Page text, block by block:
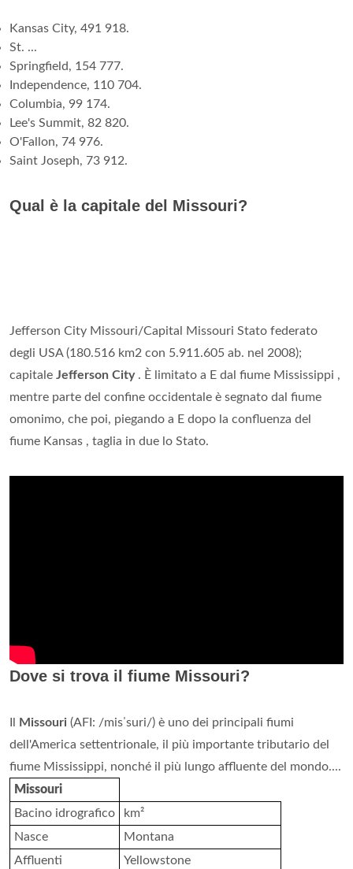
Kansas City, 491 918.
St. ...
Springfield, 154 777.
Independence, 110 704.
Columbia, 99 174.
Lee's Summit, 82 820.
O'Fallon, 74 976.
Saint Joseph, 73 912.
Qual è la capitale del Missouri?
Jefferson City Missouri/Capital Missouri Stato federato
degli USA (180.516 km2 con 5.911.605 ab. nel 2008);
capitale Jefferson City. È limitato a E dal fiume Mississippi ,
mentre parte del confine occidentale è segnato dal fiume
omonimo, che poi, piegando a E dopo la confluenza del
fiume Kansas , taglia in due lo Stato.
Dove si trova il fiume Missouri?
Missouri (AFI: /misˈsuri/) è uno dei principali fiumi
dell'America settentrionale, il più importante tributario del
fiume Mississippi, nonché il più lungo affluente del mondo....
Missouri
Bacino idrografico
km²
Nasce
Montana
Affluenti
Yellowstone